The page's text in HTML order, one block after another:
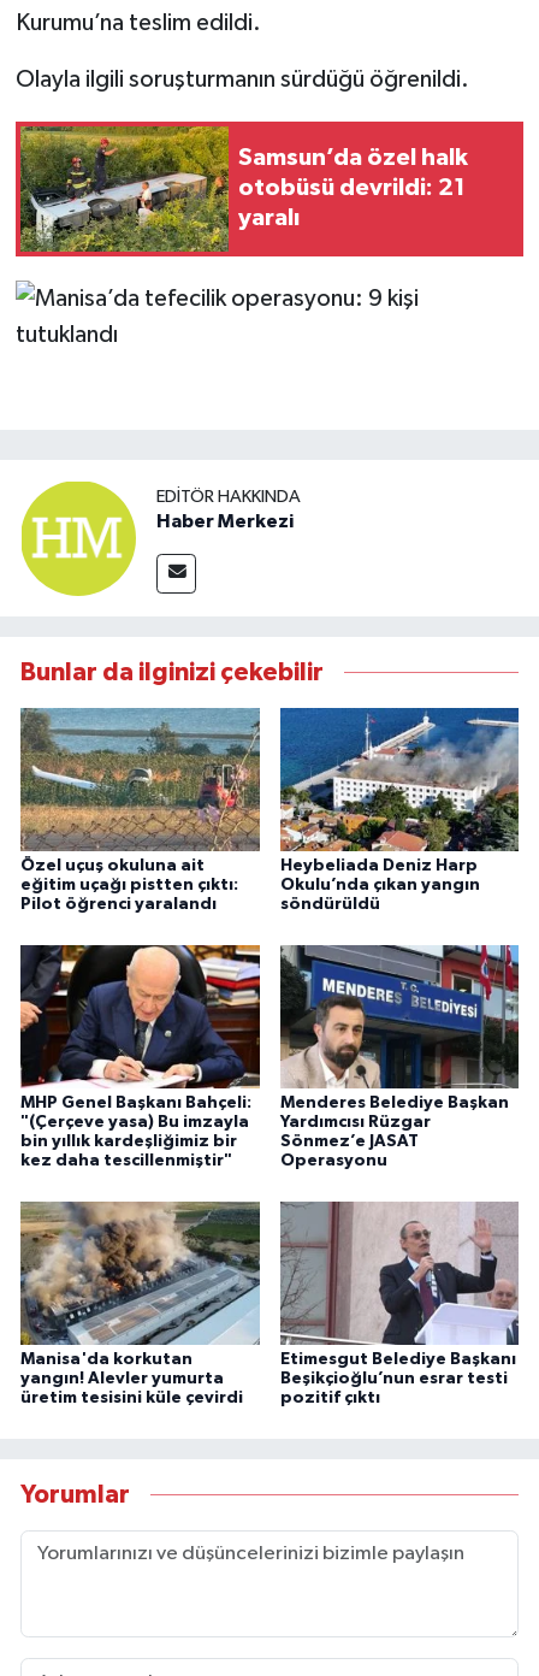
Kurumu’na teslim edildi.
Olayla ilgili soruşturmanın sürdüğü öğrenildi.
Samsun’da özel halk
otobüsü devrildi: 21
yaralı
EDITÖR HAKKINDA
Haber Merkezi
Bunlar da ilginizi çekebilir
Özel uçuş okuluna ait
eğitim uçağı pistten çıktı:
Pilot öğrenci yaralandı
Heybeliada Deniz Harp
Okulu’nda çıkan yangın
söndürüldü
MHP Genel Başkanı Bahçeli:
"(Çerçeve yasa) Bu imzayla
bin yıllık kardeşliğimiz bir
kez daha tescillenmiştir"
Menderes Belediye Başkan
Yardımcısı Rüzgar
Sönmez’e JASAT
Operasyonu
Manisa'da korkutan
yangın! Alevler yumurta
üretim tesisini küle çevirdi
Etimesgut Belediye Başkanı
Beşikçioğlu’nun esrar testi
pozitif çıktı
Yorumlar